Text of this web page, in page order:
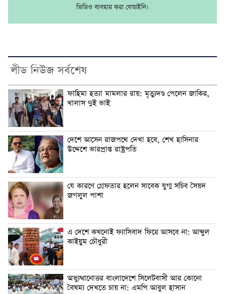
ভিডিও ব্যবহার করা বেআইনি।
লীড নিউজ সর্বশেষ
ফাহিমা হত্যা মামলার রায়: মৃত্যুদণ্ড পেলেন জাকির,
খালাস দুই ভাই
দেশে আসেন রাজপথে দেখা হবে, শেখ হাসিনার
উদ্দেশে ভারপ্রাপ্ত রাষ্ট্রপতি
যে কারণে গ্রেফতার হলেন সাবেক যুগ্ম সচিব সৈয়দ
জগলুল পাশা
এ দেশে কখনোই ফ্যাসিবাদ ফিরে আসবে না: আব্দুল
কাইয়ুম চৌধুরী
অভ্যুত্থানোত্তর বাংলাদেশে সিলেটবাসী আর কোনো
বৈষম্য দেখতে চায় না: এমপি আবুল হাসান